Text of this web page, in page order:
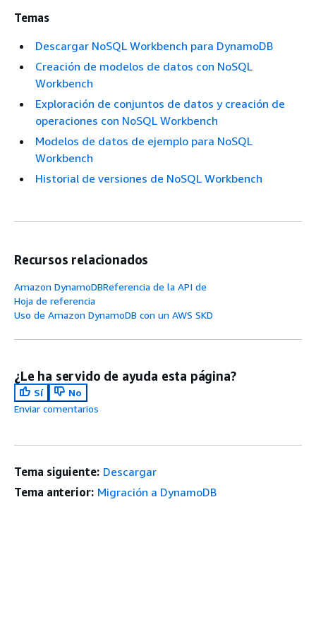
Temas
Descargar NoSQL Workbench para DynamoDB
Creación de modelos de datos con NoSQL
Workbench
Exploración de conjuntos de datos y creación de
operaciones con NoSQL Workbench
Modelos de datos de ejemplo para NoSQL
Workbench
Historial de versiones de NoSQL Workbench
Recursos relacionados
Amazon DynamoDBReferencia de la API de
Hoja de referencia
Uso de Amazon DynamoDB con un AWS SKD
¿Le ha servido de ayuda esta página?
Sí
No
Enviar comentarios
Tema siguiente: Descargar
Tema anterior: Migración a DynamoDB